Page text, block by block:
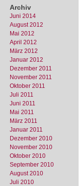
Archiv
Juni 2014
August 2012
Mai 2012
April 2012
März 2012
Januar 2012
Dezember 2011
November 2011
Oktober 2011
Juli 2011
Juni 2011
Mai 2011
März 2011
Januar 2011
Dezember 2010
November 2010
Oktober 2010
September 2010
August 2010
Juli 2010